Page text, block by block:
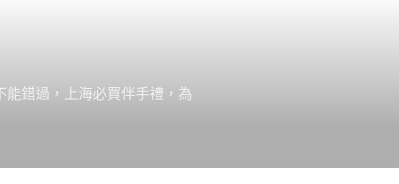
錯過，上海必買伴手禮，為